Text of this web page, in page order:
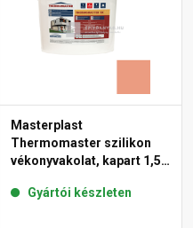
Masterplast
Thermomaster szilikon
vékonyvakolat, kapart 1,5
Gyártói készleten